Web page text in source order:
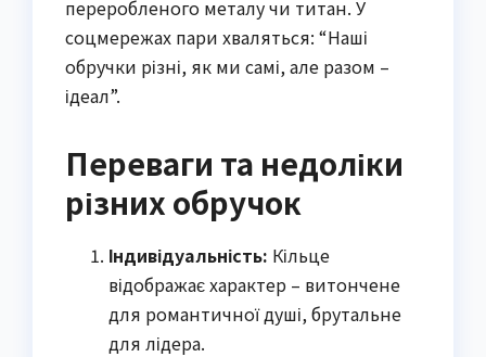
переробленого металу чи титан. У
соцмережах пари хваляться: “Наші
обручки різні, як ми самі, але разом –
ідеал”.
Переваги та недоліки
різних обручок
Індивідуальність: Кільце
відображає характер – витончене
для романтичної душі, брутальне
для лідера.